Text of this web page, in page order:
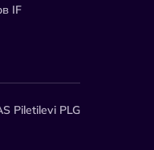
IF
Piletilevi PLG